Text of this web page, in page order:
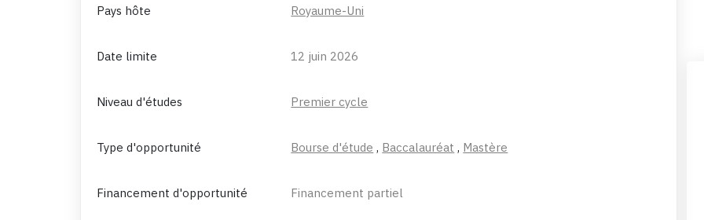
Pays hôte Royaume-Uni
Date limite 12 juin 2026
Niveau d'études Premier cycle
Type d'opportunité Bourse d'étude , Baccalauréat , Mastère
Financement d'opportunité Financement partiel